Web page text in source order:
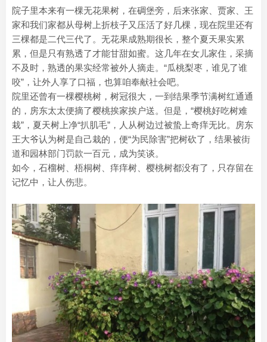
院子里本来有一棵无花果树，在碉堡旁，后来张家、贾家、王
家和我们家都从母树上折枝子又压活了好几棵，现在院里还有
三棵都是二代三代了。无花果成熟期很长，整个夏天果实累
累，但是只有熟透了才能甘甜如蜜。这几年在女儿家住，采摘
不及时，熟透的果实经常被外人摘走。“瓜桃梨枣，谁见了谁
咬”，让外人享了口福，也算咱奉献社会吧。
院里还曾有一棵樱桃树，树冠很大，一到结果季节满树红通通
的，房东太太便摘了樱桃挨家挨户送。但是，“樱桃好吃树难
栽”，夏天树上净“扒肌毛”，人从树边过被蛰上奇痒无比。房东
王大爷认为树是自己栽的，便“为民除害”把树砍了，结果被街
道和园林部门罚款一百元，成为笑谈。
如今，石榴树、梧桐树、痒痒树、樱桃树都没有了，只存留在
记忆中，让人伤悲。